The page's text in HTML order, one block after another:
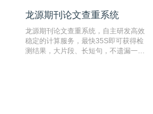
对，利用指纹索引快速而精准地在云检
有相似的片段，该项技术检测速度快、
准确率高，市场反映良好。
龙源期刊论文查重系统
龙源期刊论文查重系统，自主研发高效
稳定的计算服务，最快35S即可获得检
测结果，大片段、长短句，不遗漏一处